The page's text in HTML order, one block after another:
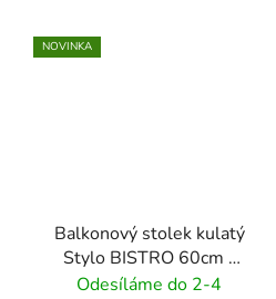
NOVINKA
Balkonový stolek kulatý
Stylo BISTRO 60cm -
černá
Odesíláme do 2-4